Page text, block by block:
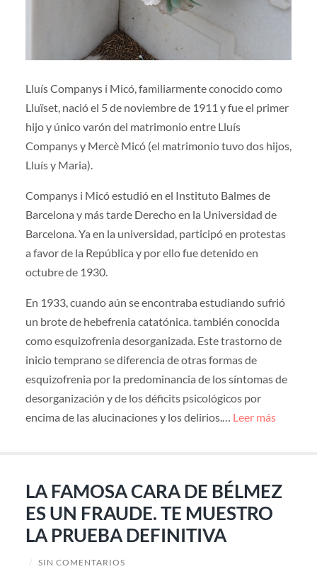
Lluís Companys i Micó, familiarmente conocido como
Lluïset, nació el 5 de noviembre de 1911 y fue el primer
hijo y único varón del matrimonio entre Lluís
Companys y Mercè Micó (el matrimonio tuvo dos hijos,
Lluís y Maria).
Companys i Micó estudió en el Instituto Balmes de
Barcelona y más tarde Derecho en la Universidad de
Barcelona. Ya en la universidad, participó en protestas
a favor de la República y por ello fue detenido en
octubre de 1930.
En 1933, cuando aún se encontraba estudiando sufrió
un brote de hebefrenia catatónica. también conocida
como esquizofrenia desorganizada. Este trastorno de
inicio temprano se diferencia de otras formas de
esquizofrenia por la predominancia de los síntomas de
desorganización y de los déficits psicológicos por
encima de las alucinaciones y los delirios.… Leer más
LA FAMOSA CARA DE BÉLMEZ
ES UN FRAUDE. TE MUESTRO
LA PRUEBA DEFINITIVA
/ SIN COMENTARIOS